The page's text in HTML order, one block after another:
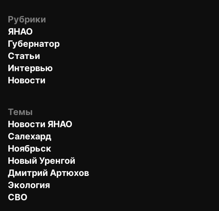
Рубрики
ЯНАО
Губернатор
Статьи
Интервью
Новости
Темы
Новости ЯНАО
Салехард
Ноябрьск
Новый Уренгой
Дмитрий Артюхов
Экология
СВО